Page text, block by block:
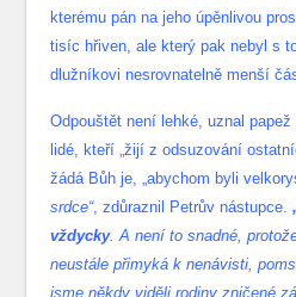
kterému pán na jeho úpěnlivou
tisíc hřiven, ale který pak nebyl s
dlužníkovi nesrovnatelně menší
Odpouštět není lehké, uznal
lidé, kteří „žijí z odsuzování
žádá Bůh je, „abychom byli
srdce“, zdůraznil Petrův nástupce.
vždycky. A není to snadné,
neustále přimyká k nenávisti,
jsme někdy viděli rodiny zničené